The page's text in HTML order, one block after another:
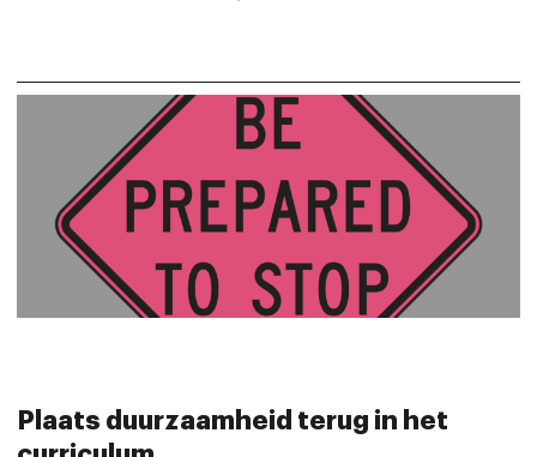
Plaats duurzaamheid terug in het